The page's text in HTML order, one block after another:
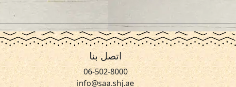
اتصل بنا
06-502-8000
info@saa.shj.ae